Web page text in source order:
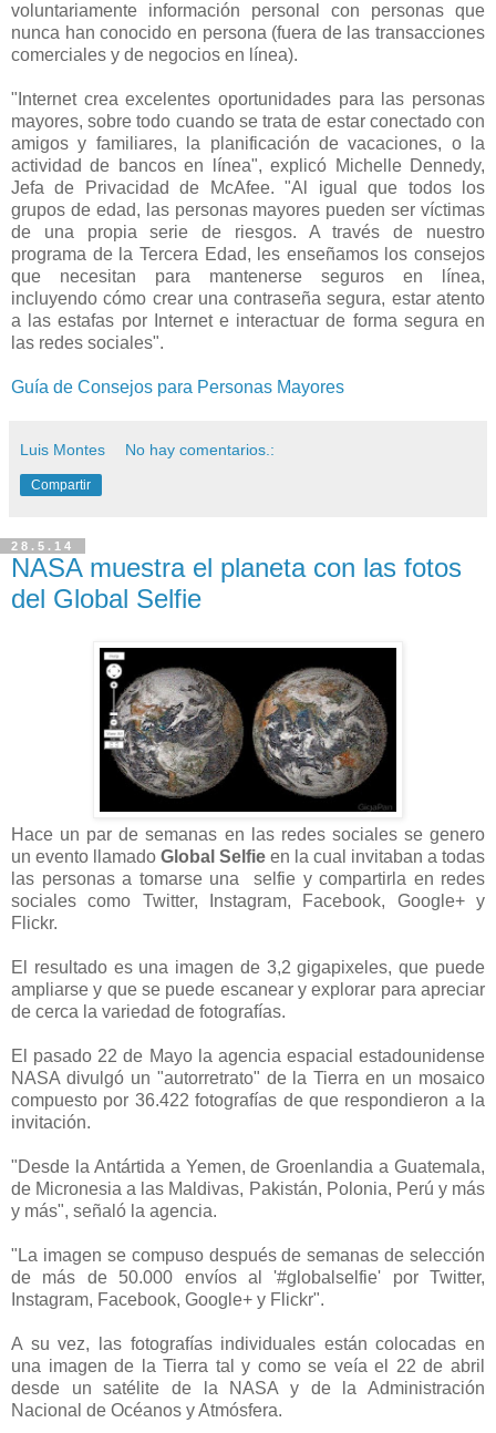
voluntariamente información personal con personas que
nunca han conocido en persona (fuera de las transacciones
comerciales y de negocios en línea).
"Internet crea excelentes oportunidades para las personas
mayores, sobre todo cuando se trata de estar conectado con
amigos y familiares, la planificación de vacaciones, o la
actividad de bancos en línea", explicó Michelle Dennedy,
Jefa de Privacidad de McAfee. "Al igual que todos los
grupos de edad, las personas mayores pueden ser víctimas
de una propia serie de riesgos. A través de nuestro
programa de la Tercera Edad, les enseñamos los consejos
que necesitan para mantenerse seguros en línea,
incluyendo cómo crear una contraseña segura, estar atento
a las estafas por Internet e interactuar de forma segura en
las redes sociales".
Guía de Consejos para Personas Mayores
Luis Montes No hay comentarios.:
Compartir
28.5.14
NASA muestra el planeta con las fotos
del Global Selfie
Hace un par de semanas en las redes sociales se genero
un evento llamado Global Selfie en la cual invitaban a todas
las personas a tomarse una selfie y compartirla en redes
sociales como Twitter, Instagram, Facebook, Google+ y
Flickr.
El resultado es una imagen de 3,2 gigapixeles, que puede
ampliarse y que se puede escanear y explorar para apreciar
de cerca la variedad de fotografías.
El pasado 22 de Mayo l a agencia espacial estadounidense
NASA divulgó un "autorretrato" de la Tierra en un mosaico
compuesto por 36.422 fotografías de que respondieron a la
invitación.
"Desde la Antártida a Yemen, de Groenlandia a Guatemala,
de Micronesia a las Maldivas, Pakistán, Polonia, Perú y más
y más", señaló la agencia.
"La imagen se compuso después de semanas de selección
de más de 50.000 envíos al '#globalselfie' por Twitter,
Instagram, Facebook, Google+ y Flickr".
A su vez, las fotografías individuales están colocadas en
una imagen de la Tierra tal y como se veía el 22 de abril
desde un satélite de la NASA y de la Administración
Nacional de Océanos y Atmósfera.